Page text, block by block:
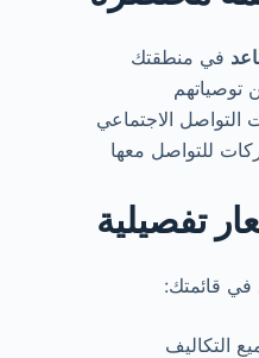
في منطقتك
توصياتهم
الاجتماعي
في قائمتك:
التكاليف